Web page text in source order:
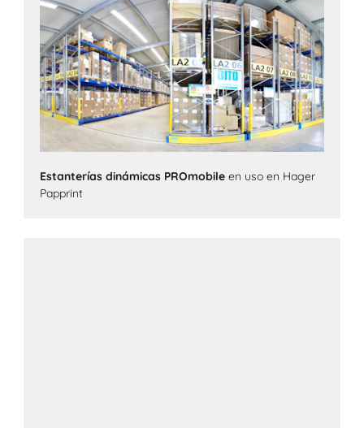
Estanterías dinámicas PROmobile en uso en Hager
Papprint